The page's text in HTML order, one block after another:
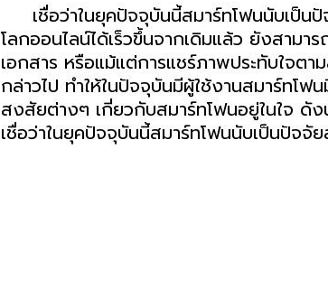
เชื่อว่าในยุคปัจจุบันนี้สมาร์ทโฟนนับเป็นปั
โลกออนไลน์ได้เร็วขึ้นจากเดิมแล้ว ยังสามา
เอกสาร หรือแม้แต่การแชร์ภาพประทับใจต
กล่าวไป ทำให้ในปัจจุบันมีผู้ใช้งานสมาร์ทโ
สงสัยต่างๆ เกี่ยวกับสมาร์ทโฟนอยู่ในใจ ดั
เชื่อว่าในยุคปัจจุบันนี้สมาร์ทโฟนนับเป็นปัจจั